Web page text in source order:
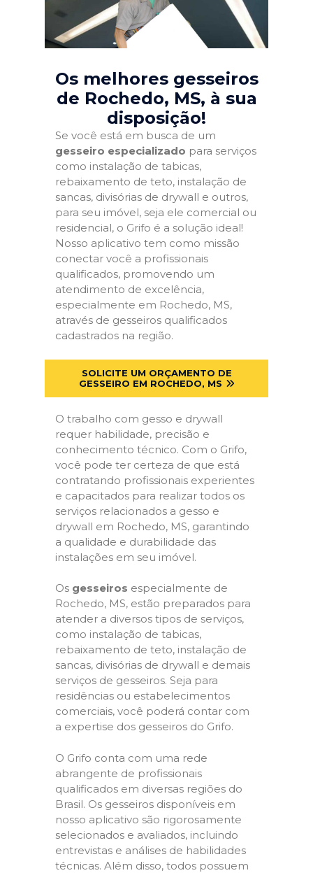
Os melhores gesseiros
de Rochedo, MS, à sua
disposição!
Se você está em busca de um
gesseiro especializado para serviços
como instalação de tabicas,
rebaixamento de teto, instalação de
sancas, divisórias de drywall e outros,
para seu imóvel, seja ele comercial ou
residencial, o Grifo é a solução ideal!
Nosso aplicativo tem como missão
conectar você a profissionais
qualificados, promovendo um
atendimento de excelência,
especialmente em Rochedo, MS,
através de gesseiros qualificados
cadastrados na região.
SOLICITE UM ORÇAMENTO DE
GESSEIRO EM ROCHEDO, MS
O trabalho com gesso e drywall
requer habilidade, precisão e
conhecimento técnico. Com o Grifo,
você pode ter certeza de que está
contratando profissionais experientes
e capacitados para realizar todos os
serviços relacionados a gesso e
drywall em Rochedo, MS, garantindo
a qualidade e durabilidade das
instalações em seu imóvel.
Os gesseiros especialmente de
Rochedo, MS, estão preparados para
atender a diversos tipos de serviços,
como instalação de tabicas,
rebaixamento de teto, instalação de
sancas, divisórias de drywall e demais
serviços de gesseiros. Seja para
residências ou estabelecimentos
comerciais, você poderá contar com
a expertise dos gesseiros do Grifo.
O Grifo conta com uma rede
abrangente de profissionais
qualificados em diversas regiões do
Brasil. Os gesseiros disponíveis em
nosso aplicativo são rigorosamente
selecionados e avaliados, incluindo
entrevistas e análises de habilidades
técnicas. Além disso, todos possuem